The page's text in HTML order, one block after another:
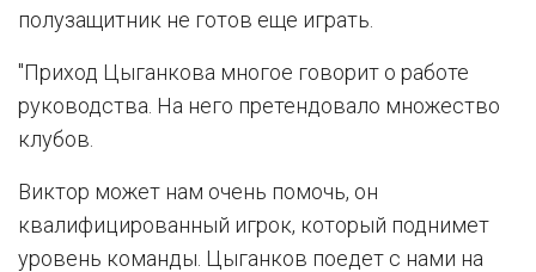
полузащитник не готов еще играть.
"Приход Цыганкова многое говорит о работе
руководства. На него претендовало множество
клубов.
Виктор может нам очень помочь, он
квалифицированный игрок, который поднимет
уровень команды. Цыганков поедет с нами на